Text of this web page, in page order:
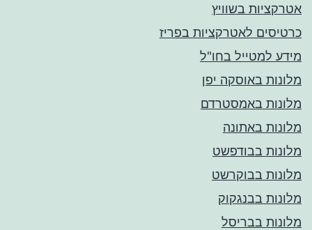
אטרקציות בשוויץ
כרטיסים לאטרקציות בפריז
מידע למטייל בחו"ל
מלונות באוסקה יפן
מלונות באמסטרדם
מלונות באתונה
מלונות בבודפשט
מלונות בבוקרשט
מלונות בבנגקוק
מלונות בבריסל